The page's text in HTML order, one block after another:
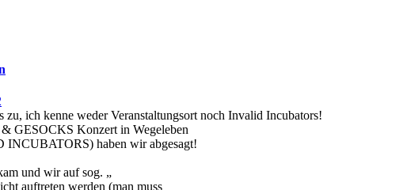
zu, ich kenne weder Veranstaltungsort noch Invalid Incubators!
GESOCKS Konzert in Wegeleben
haben wir abgesagt!
und wir auf sog. „
auftreten werden (man muss